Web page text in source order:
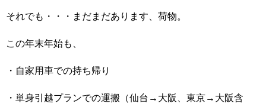
それでも・・・まだまだあります、荷物。
この年末年始も、
・自家用車での持ち帰り
・単身引越プランでの運搬（仙台→大阪、東京→大阪含